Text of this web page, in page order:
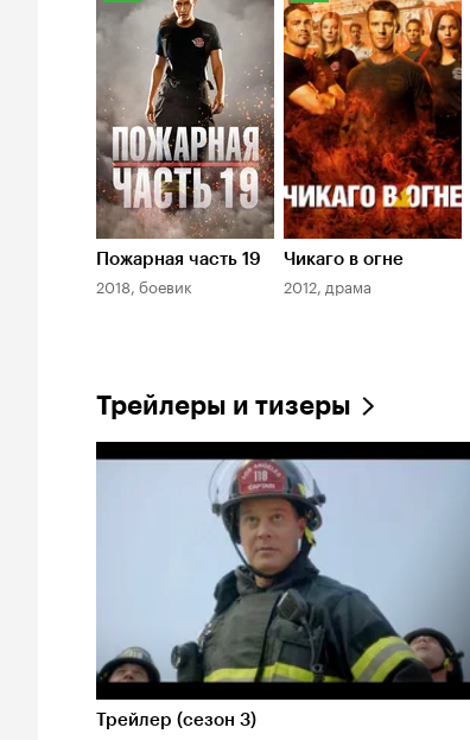
Кинопоиска
Пожарная часть 19
2018, боевик
Кинопоиска
8.0
Чикаго в огне
2012, драма
Трейлеры и тизеры
Длительность 1 мин
Трейлер (сезон 3)